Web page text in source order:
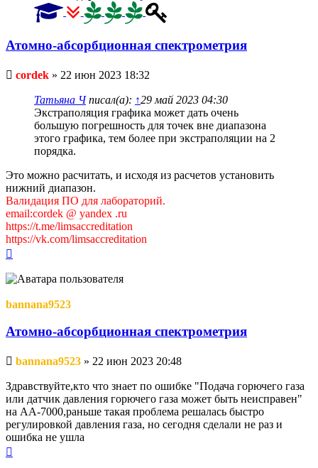
Атомно-абсорбционная спектрометрия
Непрочитанное
cordek » 22 июн 2023 18:32
Татьяна Чписал(а): ↑29 май 2023 04:30
Экстраполяция графика может дать очень
большую погрешность для точек вне диапазона
этого графика, тем более при экстраполяции на 2
порядка.
Это можно расчитать, и исходя из расчетов установить
нижний диапазон.
Валидация ПО для лабораторий.
email:cordek @ yandex .ru
https://t.me/limsaccreditation
https://vk.com/limsaccreditation
началу
bannana9523
Атомно-абсорбционная спектрометрия
Непрочитанное
bannana9523 » 22 июн 2023 20:48
Здравствуйте,кто что знает по ошибке "Подача горючего газа
или датчик давления горючего газа может быть неисправен"
на АА-7000,раньше такая проблема решалась быстро
регулировкой давления газа, но сегодня сделали не раз и
ошибка не ушла